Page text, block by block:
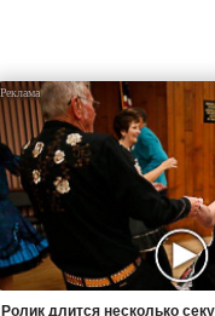
Ролик длится несколько